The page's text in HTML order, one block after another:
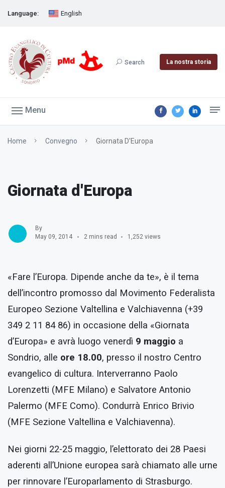
Language: English
Search La nostra storia
Menu
Home Convegno Giornata D'Europa
Giornata d'Europa
By
May 09, 2014
2 mins read 1,252 views
«Fare l’Europa. Dipende anche da te», è il tema
dell’incontro promosso dal Movimento Federalista
Europeo Sezione Valtellina e Valchiavenna (+39
349 2 11 84 86) in occasione della «Giornata
d’Europa» e avrà luogo venerdì 9 maggio a
Sondrio, alle ore 18.00, presso il nostro Centro
evangelico di cultura. Interverranno Paolo
Lorenzetti (MFE Milano) e Salvatore Antonio
Palermo (MFE Como). Condurrà Enrico Brivio
(MFE Sezione Valtellina e Valchiavenna).
Nei giorni 22-25 maggio, l’elettorato dei 28 Paesi
aderenti all’Unione europea sarà chiamato alle urne
per rinnovare l’Europarlamento di Strasburgo.